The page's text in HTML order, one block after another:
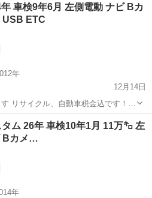
車検9年6月 左側電動 ナビ Bカ
USB ETC
年
12月14日
リサイクル、自動車税金込です！
て頂きます。 県外登録陸送別となり
フリード 車両
ム 26年 車検10年1月 11万㌔ 左
Bカメ…
年